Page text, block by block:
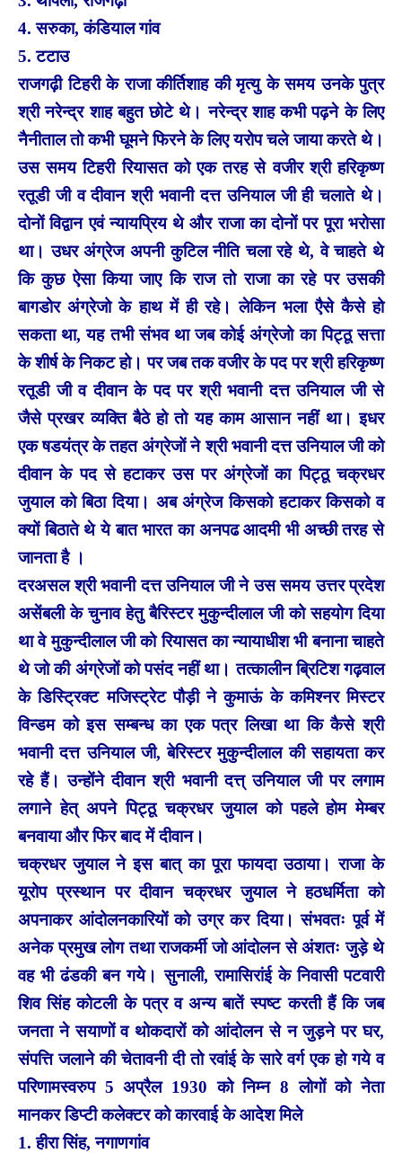
4. सरुका, कंडियाल गांव
5. टटाउ
राजगढ़ी टिहरी के राजा कीर्तिशाह की मृत्यु के समय उनके पुत्र
श्री नरेन्द्र शाह बहुत छोटे थे। नरेन्द्र शाह कभी पढ़ने के लिए
नैनीताल तो कभी घूमने फिरने के लिए यरोप चले जाया करते थे।
उस समय टिहरी रियासत को एक तरह से वजीर श्री हरिकृष्ण
रतूडी जी व दीवान श्री भवानी दत्त उनियाल जी ही चलाते थे।
दोनों विद्वान एवं न्यायप्रिय थे और राजा का दोनों पर पूरा भरोसा
था। उधर अंग्रेज अपनी कुटिल नीति चला रहे थे, वे चाहते थे
कि कुछ ऐसा किया जाए कि राज तो राजा का रहे पर उसकी
बागडोर अंग्रेजो के हाथ में ही रहे। लेकिन भला एैसे कैसे हो
सकता था, यह तभी संभव था जब कोई अंग्रेजो का पिट्ठू सत्ता
के शीर्ष के निकट हो। पर जब तक वजीर के पद पर श्री हरिकृष्ण
रतूडी जी व दीवान के पद पर श्री भवानी दत्त उनियाल जी से
जैसे प्रखर व्यक्ति बैठे हो तो यह काम आसान नहीं था। इधर
एक षडयंत्र के तहत अंग्रेजों ने श्री भवानी दत्त उनियाल जी को
दीवान के पद से हटाकर उस पर अंग्रेजों का पिट्ठू चक्रधर
जुयाल को बिठा दिया। अब अंग्रेज किसको हटाकर किसको व
क्यों बिठाते थे ये बात भारत का अनपढ आदमी भी अच्छी तरह से
जानता है ।
दरअसल श्री भवानी दत्त उनियाल जी ने उस समय उत्तर प्रदेश
असेंबली के चुनाव हेतु बैरिस्टर मुकुन्दीलाल जी को सहयोग दिया
था वे मुकुन्दीलाल जी को रियासत का न्यायाधीश भी बनाना चाहते
थे जो की अंग्रेजों को पसंद नहीं था। तत्कालीन ब्रिटिश गढ़वाल
के डिस्ट्रिक्ट मजिस्ट्रेट पौड़ी ने कुमाऊं के कमिश्नर मिस्टर
विन्डम को इस सम्बन्ध का एक पत्र लिखा था कि कैसे श्री
भवानी दत्त उनियाल जी, बेरिस्टर मुकुन्दीलाल की सहायता कर
रहे हैं। उन्होंने दीवान श्री भवानी दत्त् उनियाल जी पर लगाम
लगाने हेत् अपने पिट्ठू चक्रधर जुयाल को पहले होम मेम्बर
बनवाया और फिर बाद में दीवान।
चक्रधर जुयाल ने इस बात् का पूरा फायदा उठाया। राजा के
यूरोप प्रस्थान पर दीवान चक्रधर जुयाल ने हठधर्मिता को
अपनाकर आंदोलनकारियों को उग्र कर दिया। संभवतः पूर्व में
अनेक प्रमुख लोग तथा राजकर्मी जो आंदोलन से अंशतः जुड़े थे
वह भी ढंडकी बन गये। सुनाली, रामासिरांई के निवासी पटवारी
शिव सिंह कोटली के पत्र व अन्य बातें स्पष्ट करती हैं कि जब
जनता ने सयाणों व थोकदारों को आंदोलन से न जुड़ने पर घर,
संपत्ति जलाने की चेतावनी दी तो रवांई के सारे वर्ग एक हो गये व
परिणामस्वरुप 5 अप्रैल 1930 को निम्न 8 लोगों को नेता
मानकर डिप्टी कलेक्टर को कारवाई के आदेश मिले
1. हीरा सिंह, नगाणगांव